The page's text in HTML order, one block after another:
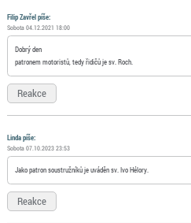
Filip Zavřel píše:
Sobota 04.12.2021 18:00
Dobrý den
patronem motoristů, tedy řidičů je sv. Roch.
Reakce
Linda píše:
Sobota 07.10.2023 23:53
Jako patron soustružníků je uváděn sv. Ivo Hélory.
Reakce